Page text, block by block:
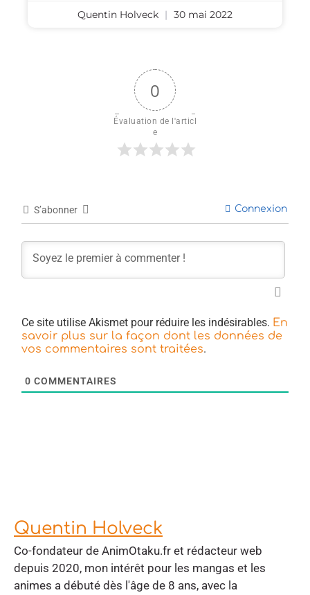
Quentin Holveck 30 mai 2022
0
Évaluation de l'articl
e
S’abonner Connexion
Ce site utilise Akismet pour réduire les indésirables. En
savoir plus sur la façon dont les données de
vos commentaires sont traitées.
0 COMMENTAIRES
Quentin Holveck
Co-fondateur de AnimOtaku.fr et rédacteur web
depuis 2020, mon intérêt pour les mangas et les
animes a débuté dès l'âge de 8 ans, avec la